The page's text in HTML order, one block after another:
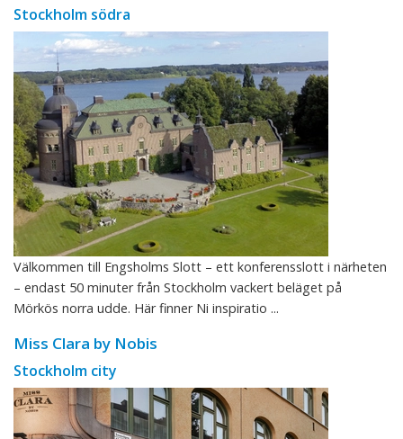
Stockholm södra
Välkommen till Engsholms Slott – ett konferensslott i närheten
– endast 50 minuter från Stockholm vackert beläget på
Mörkös norra udde. Här finner Ni inspiratio ...
Miss Clara by Nobis
Stockholm city